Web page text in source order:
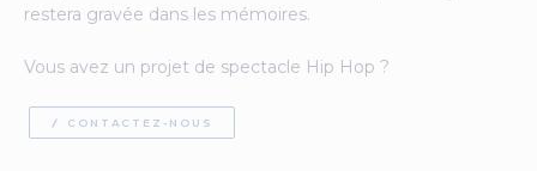
restera gravée dans les mémoires.
Vous avez un projet de spectacle Hip Hop ?
CONTACTEZ-NOUS